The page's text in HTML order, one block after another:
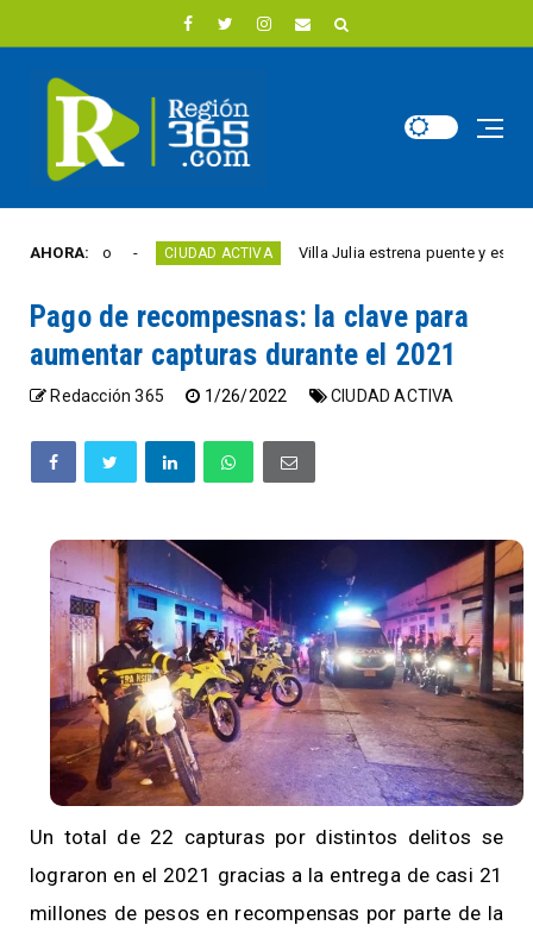
AHORA:
año CIUDAD ACTIVA Villa Julia estrena puente y espacios
Pago de recompesnas: la clave para
aumentar capturas durante el 2021
Redacción 365 1/26/2022 CIUDAD ACTIVA
Un total de 22 capturas por distintos delitos se
lograron en el 2021 gracias a la entrega de casi 21
millones de pesos en recompensas por parte de la